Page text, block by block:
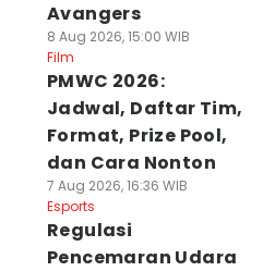
Avangers
8 Aug 2026, 15:00 WIB
Film
PMWC 2026:
Jadwal, Daftar Tim,
Format, Prize Pool,
dan Cara Nonton
7 Aug 2026, 16:36 WIB
Esports
Regulasi
Pencemaran Udara